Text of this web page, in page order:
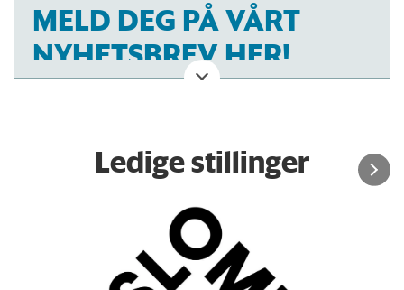
MELD DEG PÅ VÅRT
NYHETSBREV HER!
Ledige stillinger